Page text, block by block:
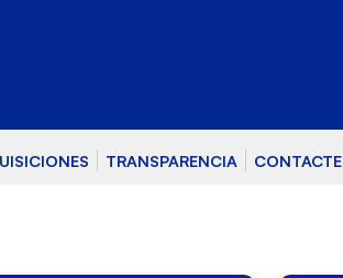
TRANSPARENCIA